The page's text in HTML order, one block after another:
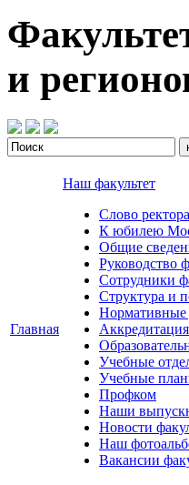
и
Главная
Наш факультет
Слово ректора
К юбилею
Общие
Руководство
Сотрудники
Структура и
Нормативные
Аккредитация
Учебные
Учебные
Профком
Наши
Новости
Наш
Вакансии